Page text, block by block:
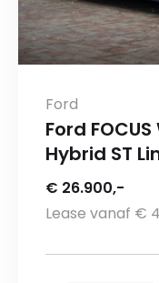
Ford
Ford
Hybrid ST
€ 26.900,-
Lease vanaf €